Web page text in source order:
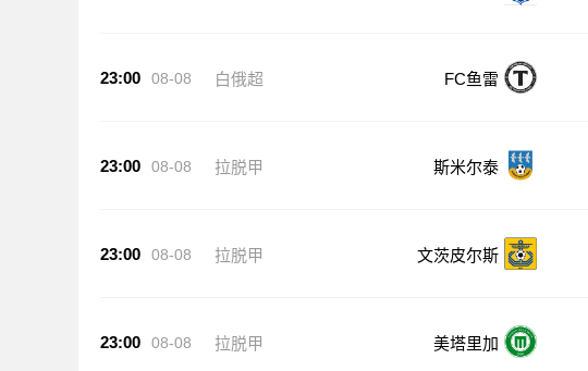
23:00 08-08 白俄超 FC鱼雷
23:00 08-08 拉脱甲 斯米尔泰
23:00 08-08 拉脱甲 文茨皮尔斯
23:00 08-08 拉脱甲 美塔里加